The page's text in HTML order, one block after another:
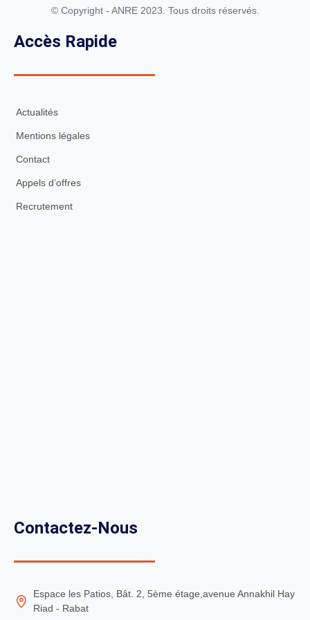
© Copyright - ANRE 2023. Tous droits réservés.
Accès Rapide
Actualités
Mentions légales
Contact
Appels d’offres
Recrutement
Contactez-Nous
Espace les Patios, Bât. 2, 5ème étage,avenue Annakhil Hay
Riad - Rabat